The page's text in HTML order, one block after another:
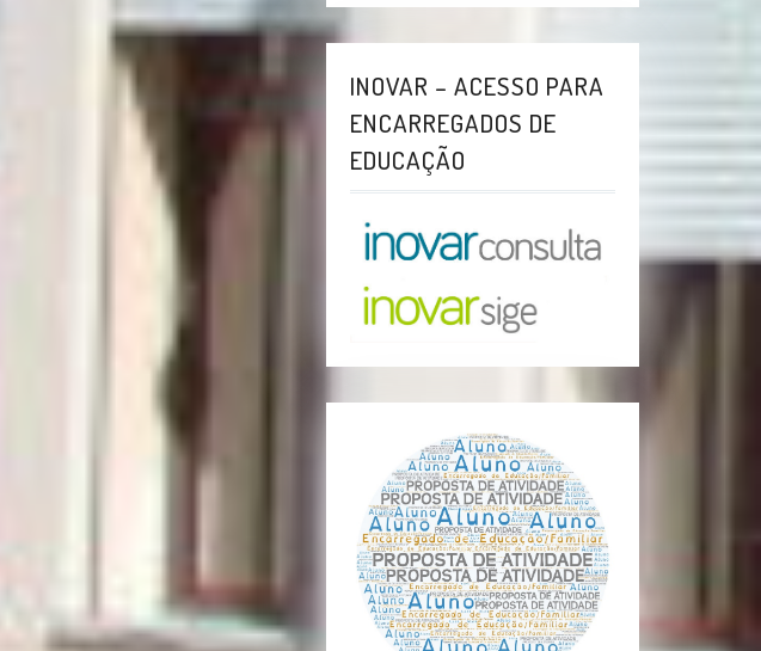
INOVAR – ACESSO PARA
ENCARREGADOS DE
EDUCAÇÃO